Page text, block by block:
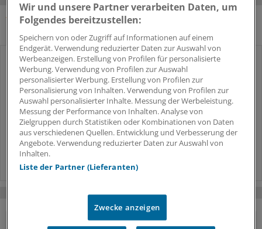
MEISTGELESEN
1 Sie fragen – Experten antworten
Ist eine Impfung gegen HPV auch bei
Frauen über 50 noch sinnvoll?
2 Islatravir und Lenacapavir in einer Tablette
Einmal wöchentliche Kombitherapie
erfolgreich bei HIV geprüft
Wir und unsere Partner verarbeiten Daten, um
Folgendes bereitzustellen:
Speichern von oder Zugriff auf Informationen auf einem
Endgerät. Verwendung reduzierter Daten zur Auswahl von
Werbeanzeigen. Erstellung von Profilen für personalisierte
Werbung. Verwendung von Profilen zur Auswahl
personalisierter Werbung. Erstellung von Profilen zur
Personalisierung von Inhalten. Verwendung von Profilen zur
Auswahl personalisierter Inhalte. Messung der Werbeleistung.
Messung der Performance von Inhalten. Analyse von
Zielgruppen durch Statistiken oder Kombinationen von Daten
aus verschiedenen Quellen. Entwicklung und Verbesserung der
Angebote. Verwendung reduzierter Daten zur Auswahl von
Inhalten.
Liste der Partner (Lieferanten)
Zwecke anzeigen